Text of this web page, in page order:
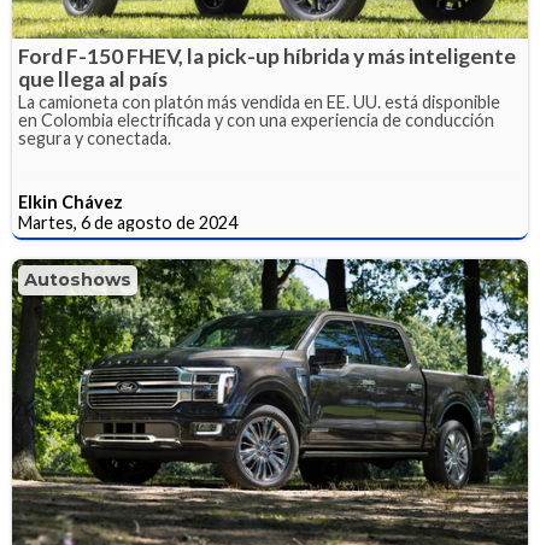
Ford F-150 FHEV, la pick-up híbrida y más inteligente
que llega al país
La camioneta con platón más vendida en EE. UU. está disponible
en Colombia electrificada y con una experiencia de conducción
segura y conectada.
Elkin Chávez
Martes, 6 de agosto de 2024
Autoshows